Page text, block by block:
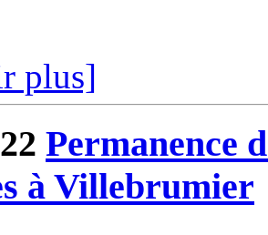
plus]
Permanence
à Villebrumier